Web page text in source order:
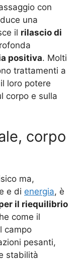
con
una
il rilascio di
positiva. Molti
trattamenti a
loro potere
corpo e sulla
corpo
ma,
e di energia, è
il riequilibrio
come il
campo
pesanti,
stabilità